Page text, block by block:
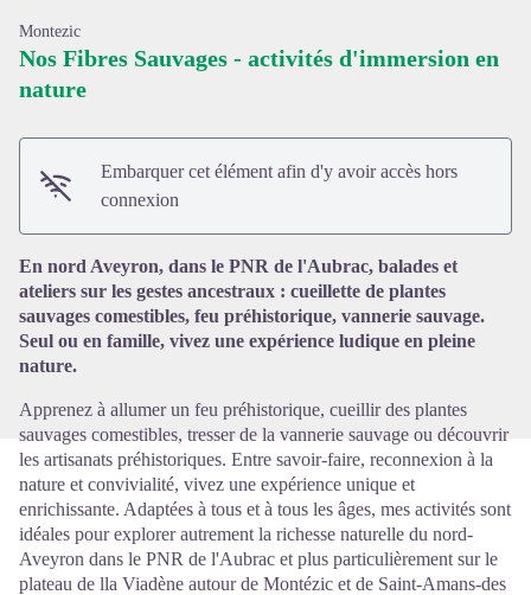
Voir l'image en plein écran
Montezic
Nos Fibres Sauvages - activités d'immersion en
nature
Embarquer cet élément afin d'y avoir accès hors
connexion
En nord Aveyron, dans le PNR de l'Aubrac, balades et
ateliers sur les gestes ancestraux : cueillette de plantes
sauvages comestibles, feu préhistorique, vannerie sauvage.
Seul ou en famille, vivez une expérience ludique en pleine
nature.
Apprenez à allumer un feu préhistorique, cueillir des plantes
sauvages comestibles, tresser de la vannerie sauvage ou découvrir
les artisanats préhistoriques. Entre savoir-faire, reconnexion à la
nature et convivialité, vivez une expérience unique et
enrichissante. Adaptées à tous et à tous les âges, mes activités sont
idéales pour explorer autrement la richesse naturelle du nord-
Aveyron dans le PNR de l'Aubrac et plus particulièrement sur le
plateau de lla Viadène autour de Montézic et de Saint-Amans-des